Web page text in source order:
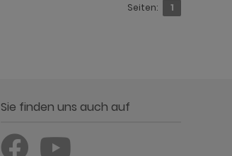
Seiten: 1
Sie finden uns auch auf